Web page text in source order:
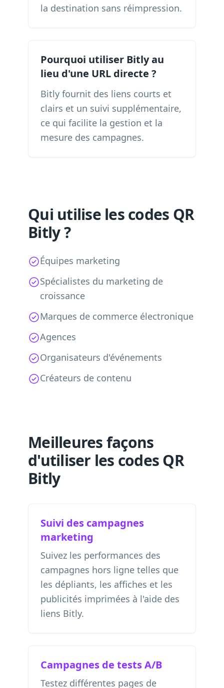
la destination sans réimpression.
Pourquoi utiliser Bitly au
lieu d'une URL directe ?
Bitly fournit des liens courts et
clairs et un suivi supplémentaire,
ce qui facilite la gestion et la
mesure des campagnes.
Qui utilise les codes QR
Bitly ?
Équipes marketing
Spécialistes du marketing de
croissance
Marques de commerce électronique
Agences
Organisateurs d'événements
Créateurs de contenu
Meilleures façons
d'utiliser les codes QR
Bitly
Suivi des campagnes
marketing
Suivez les performances des
campagnes hors ligne telles que
les dépliants, les affiches et les
publicités imprimées à l'aide des
liens Bitly.
Campagnes de tests A/B
Testez différentes pages de